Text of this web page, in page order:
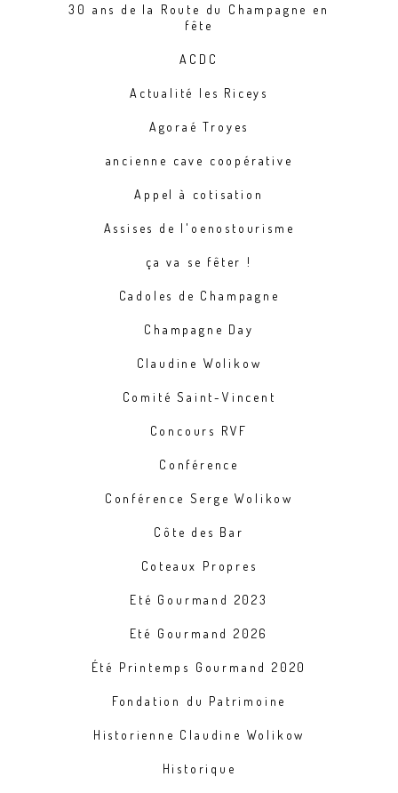
30 ans de la Route du Champagne en
fête
ACDC
Actualité les Riceys
Agoraé Troyes
ancienne cave coopérative
Appel à cotisation
Assises de l'oenostourisme
ça va se fêter !
Cadoles de Champagne
Champagne Day
Claudine Wolikow
Comité Saint-Vincent
Concours RVF
Conférence
Conférence Serge Wolikow
Côte des Bar
Coteaux Propres
Eté Gourmand 2023
Eté Gourmand 2026
Été Printemps Gourmand 2020
Fondation du Patrimoine
Historienne Claudine Wolikow
Historique